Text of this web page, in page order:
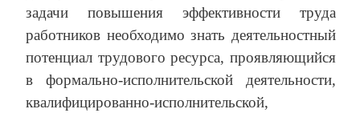
задачи повышения эффективности труда
работников необходимо знать деятельностный
потенциал трудового ресурса, проявляющийся
в формально-исполнительской деятельности,
квалифицированно-исполнительской,